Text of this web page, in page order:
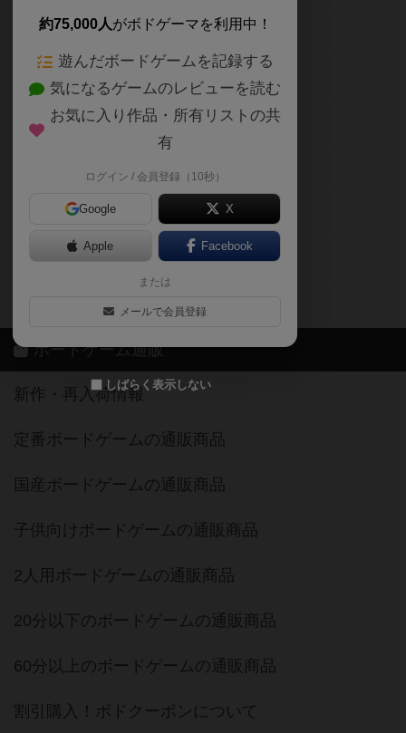
約75,000人がボドゲーマを利用中！
遊んだボードゲームを記録する
気になるゲームのレビューを読む
お気に入り作品・所有リストの共
有
ログイン / 会員登録（10秒）
Google X
Apple Facebook
または
メールで会員登録
しばらく表示しない
ボードゲームの新着レビュー
ボードゲーム会情報
メカニクス特集
掲示板・トピックス
ボドとも・会員一覧
ボードゲーム業界コラム
ボドゲーマご利用案内
ボードゲーム通販
新作・再入荷情報
定番ボードゲームの通販商品
国産ボードゲームの通販商品
子供向けボードゲームの通販商品
2人用ボードゲームの通販商品
20分以下のボードゲームの通販商品
60分以上のボードゲームの通販商品
割引購入！ボドクーポンについて